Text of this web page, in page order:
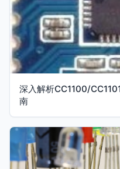
深入解析CC1100/
南